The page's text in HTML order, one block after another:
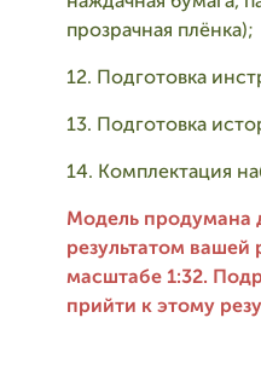
прозрачная плёнка);
12. Подготовка
13. Подготовка
14. Комплектация
Модель продумана
результатом вашей
масштабе 1:32.
прийти к этому